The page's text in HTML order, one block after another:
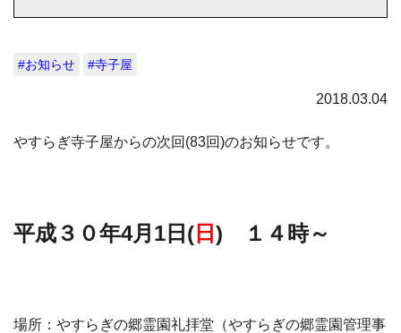
#お知らせ #寺子屋
2018.03.04
やすらぎ寺子屋からの次回(83回)のお知らせです。
平成３０年4月1日( 日 ) １４時～
場所：やすらぎの郷霊園礼拝堂（やすらぎの郷霊園管理事